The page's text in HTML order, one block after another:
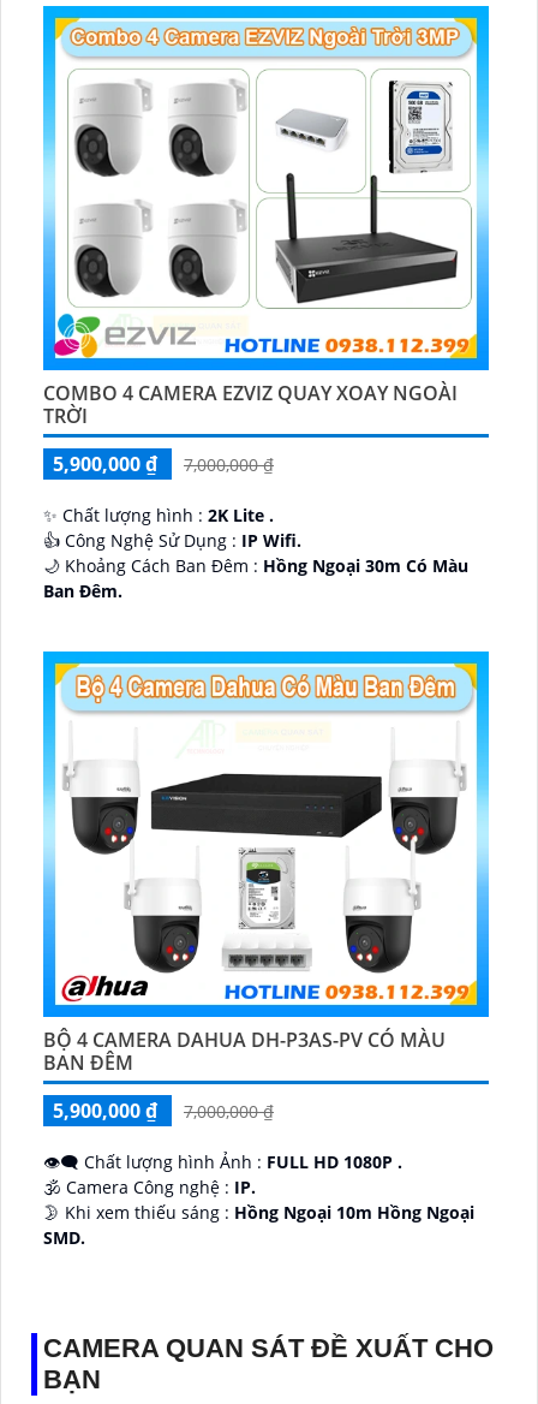
COMBO 4 CAMERA EZVIZ QUAY XOAY NGOÀI
TRỜI
5,900,000 ₫
7,000,000 ₫
✨ Chất lượng hình : 2K Lite .
👍 Công Nghệ Sử Dụng : IP Wifi.
🌙 Khoảng Cách Ban Đêm : Hồng Ngoại 30m Có Màu
Ban Ðêm.
BỘ 4 CAMERA DAHUA DH-P3AS-PV CÓ MÀU
BAN ĐÊM
5,900,000 ₫
7,000,000 ₫
👁️‍🗨 Chất lượng hình Ảnh : FULL HD 1080P .
🕉️ Camera Công nghệ : IP.
🌛 Khi xem thiếu sáng : Hồng Ngoại 10m Hồng Ngoại
SMD.
CAMERA QUAN SÁT ĐỀ XUẤT CHO
BẠN